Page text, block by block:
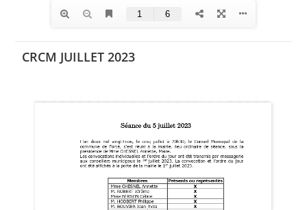
CRCM JUILLET 2023